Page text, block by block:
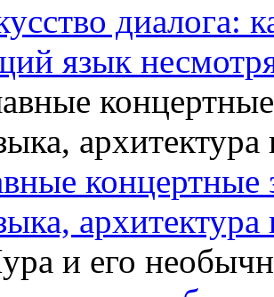
диалога:
язык
концертные
архитектура